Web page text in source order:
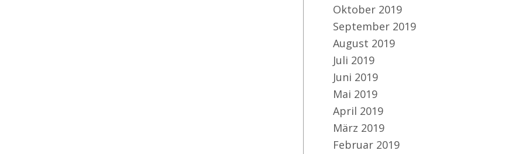
Oktober 2019
September 2019
August 2019
Juli 2019
Juni 2019
Mai 2019
April 2019
März 2019
Februar 2019